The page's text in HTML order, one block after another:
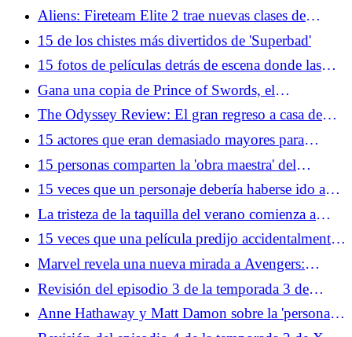
Aliens: Fireteam Elite 2 trae nuevas clases de
personajes y xenomorfos a la franquicia
15 de los chistes más divertidos de 'Superbad'
15 fotos de películas detrás de escena donde las
cosas no lucen tan glamorosas en la vida real
Gana una copia de Prince of Swords, el
emocionante próximo capítulo de la serie Arcana
Academy de Elise Kova
The Odyssey Review: El gran regreso a casa de
Christopher Nolan
15 actores que eran demasiado mayores para
protagonizar películas de acción
15 personas comparten la 'obra maestra' del
videojuego que realmente apesta jugar
15 veces que un personaje debería haberse ido a
casa
La tristeza de la taquilla del verano comienza a
sentirse como en 1969
15 veces que una película predijo accidentalmente
eventos reales
Marvel revela una nueva mirada a Avengers:
Doomsday con Loki en el centro de todo
Revisión del episodio 3 de la temporada 3 de
House of the Dragon: Pesada es la cabeza
Anne Hathaway y Matt Damon sobre la 'persona
profundamente amable detrás del genio de